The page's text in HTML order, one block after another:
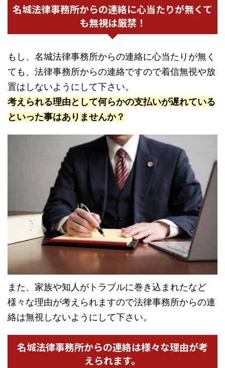
名城法律事務所からの連絡に心当たりが無くて
も無視は厳禁！
もし、名城法律事務所からの連絡に心当たりが無く
ても、法律事務所からの連絡ですので着信無視や放
置はしないようにして下さい。
考えられる理由として何らかの支払いが遅れている
といった事はありませんか？
また、家族や知人がトラブルに巻き込まれたなど
様々な理由が考えられますので法律事務所からの連
絡は無視しないようにして下さい。
名城法律事務所からの連絡は様々な理由が考
えられます。